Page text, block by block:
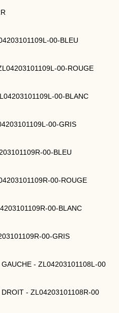
00-BLEU
00-ROUGE
00-BLANC
00-GRIS
00-BLEU
00-ROUGE
00-BLANC
00-GRIS
- ZL04203101108L-00
- ZL04203101108R-00